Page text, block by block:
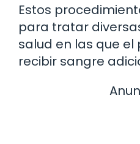
Estos
para tratar
salud en las que
recibir sangre